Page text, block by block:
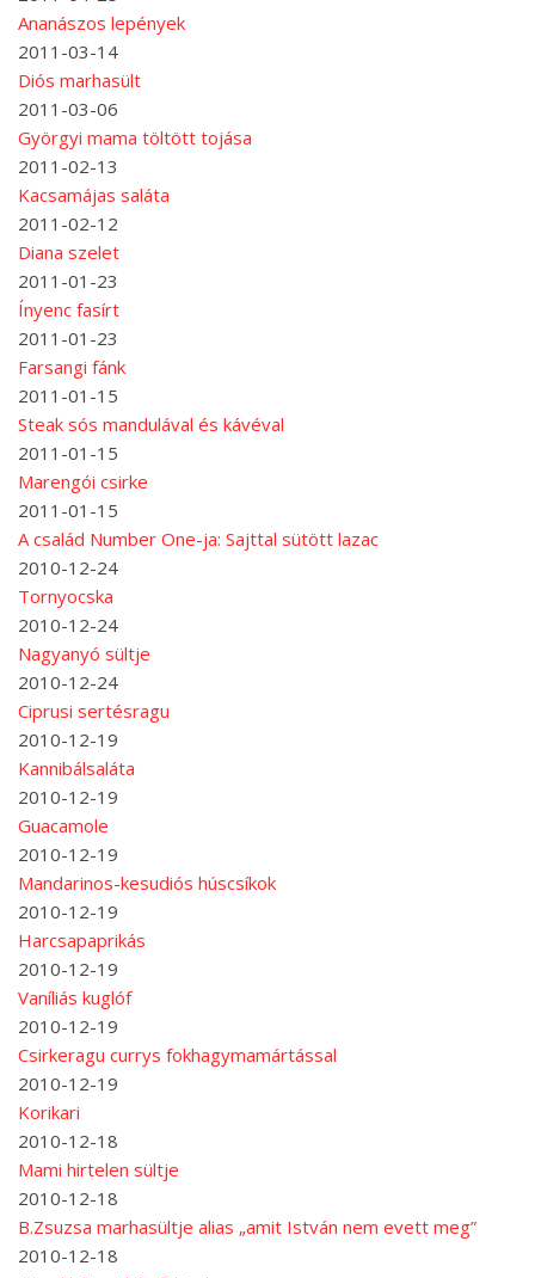
Ananászos lepények
2011-03-14
Diós marhasült
2011-03-06
Györgyi mama töltött tojása
2011-02-13
Kacsamájas saláta
2011-02-12
Diana szelet
2011-01-23
Ínyenc fasírt
2011-01-23
Farsangi fánk
2011-01-15
Steak sós mandulával és kávéval
2011-01-15
Marengói csirke
2011-01-15
A család Number One-ja: Sajttal sütött lazac
2010-12-24
Tornyocska
2010-12-24
Nagyanyó sültje
2010-12-24
Ciprusi sertésragu
2010-12-19
Kannibálsaláta
2010-12-19
Guacamole
2010-12-19
Mandarinos-kesudiós húscsíkok
2010-12-19
Harcsapaprikás
2010-12-19
Vaníliás kuglóf
2010-12-19
Csirkeragu currys fokhagymamártással
2010-12-19
Korikari
2010-12-18
Mami hirtelen sültje
2010-12-18
B.Zsuzsa marhasültje alias „amit István nem evett meg”
2010-12-18